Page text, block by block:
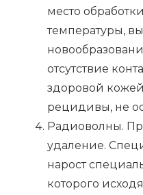
место
температуры,
отсутствие
здоровой
рецидивы, не
Радиоволны.
удаление.
нарост
которого